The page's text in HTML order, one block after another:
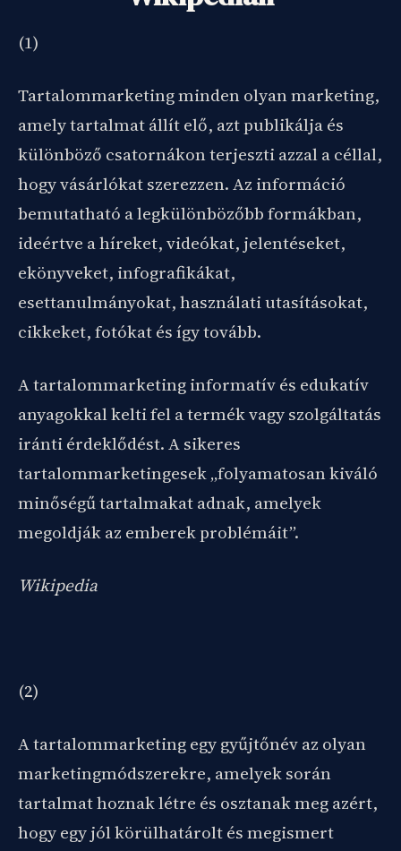
(1)
Tartalommarketing minden olyan marketing,
amely tartalmat állít elő, azt publikálja és
különböző csatornákon terjeszti azzal a céllal,
hogy vásárlókat szerezzen. Az információ
bemutatható a legkülönbözőbb formákban,
ideértve a híreket, videókat, jelentéseket,
ekönyveket, infografikákat,
esettanulmányokat, használati utasításokat,
cikkeket, fotókat és így tovább.
A tartalommarketing informatív és edukatív
anyagokkal kelti fel a termék vagy szolgáltatás
iránti érdeklődést. A sikeres
tartalommarketingesek „folyamatosan kiváló
minőségű tartalmakat adnak, amelyek
megoldják az emberek problémáit”.
Wikipedia
(2)
A tartalommarketing egy gyűjtőnév az olyan
marketingmódszerekre, amelyek során
tartalmat hoznak létre és osztanak meg azért,
hogy egy jól körülhatárolt és megismert